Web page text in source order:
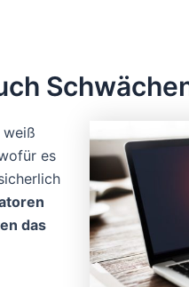
weiß
es
das